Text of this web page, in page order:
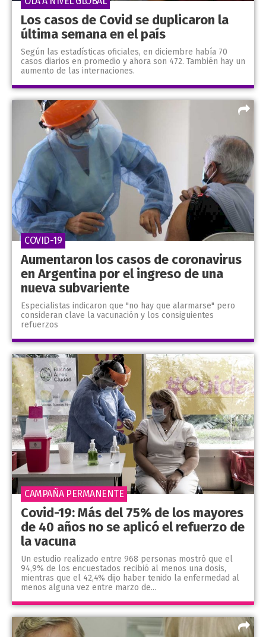
Los casos de Covid se duplicaron la
última semana en el país
Según las estadísticas oficiales, en diciembre había 70
casos diarios en promedio y ahora son 472. También hay un
aumento de las internaciones.
Aumentaron los casos de coronavirus
en Argentina por el ingreso de una
nueva subvariente
Especialistas indicaron que "no hay que alarmarse" pero
consideran clave la vacunación y los consiguientes
refuerzos
COVID-19
Covid-19: Más del 75% de los mayores
de 40 años no se aplicó el refuerzo de
la vacuna
Un estudio realizado entre 968 personas mostró que el
94,9% de los encuestados recibió al menos una dosis,
mientras que el 42,4% dijo haber tenido la enfermedad al
menos alguna vez entre marzo de...
CAMPAÑA PERMANENTE